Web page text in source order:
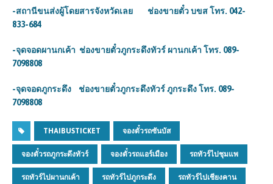
-สถานีขนส่งผู้โดยสารจังหวัดเลย ช่องขายตั๋ว บขส โทร. 042-
833-684
-จุดจอดผานกเค้า ช่องขายตั๋วภูกระดึงทัวร์ ผานกเค้า โทร. 089-
7098808
-จุดจอดภูกระดึง ช่องขายตั๋วภูกระดึงทัวร์ ภูกระดึง โทร. 089-
7098808
THAIBUSTICKET จองตั๋วรถซันบัส
จองตั๋วรถภูกระดึงทัวร์ จองตั๋วรถแอร์เมือง รถทัวร์ไปชุมแพ
รถทัวร์ไปผานกเค้า รถทัวร์ไปภูกระดึง รถทัวร์ไปเชียงคาน